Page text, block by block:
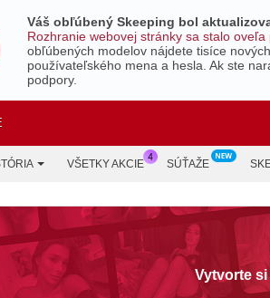
Váš obľúbený Skeeping bol
Rozhranie webovej stránky sa stalo
obľúbených modelov nájdete tisíce
používateľského mena a hesla. Ak ste
podpory.
VŠETKY AKCIE SÚŤAŽE
Vytvorte